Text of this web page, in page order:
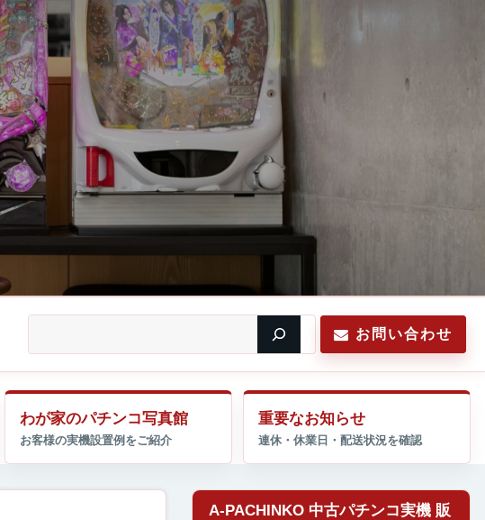
お問い合わせ
わが家のパチンコ写真館 重要なお知らせ
A-PACHINKO 中古パチンコ実機 販